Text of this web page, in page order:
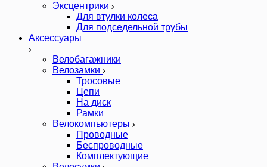
Эксцентрики
Для втулки колеса
Для подседельной трубы
Аксессуары
Велобагажники
Велозамки
Тросовые
Цепи
На диск
Рамки
Велокомпьютеры
Проводные
Беспроводные
Комплектующие